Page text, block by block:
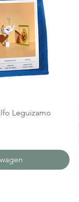
Leguizamo